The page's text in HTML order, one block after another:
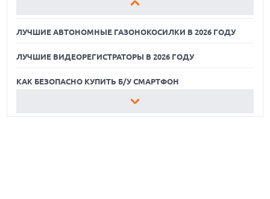
КАК БЕЗОПАСНО КУПИТЬ Б/У СМАРТФОН
ЛУЧШИЕ АВТОНОМНЫЕ ГАЗОНОКОСИЛКИ В 2026 ГОДУ
ЛУЧШИЕ ВИДЕОРЕГИСТРАТОРЫ В 2026 ГОДУ
КАК БЕЗОПАСНО КУПИТЬ Б/У СМАРТФОН
ЛУЧШИЕ АВТОНОМНЫЕ ГАЗОНОКОСИЛКИ В 2026 ГОДУ